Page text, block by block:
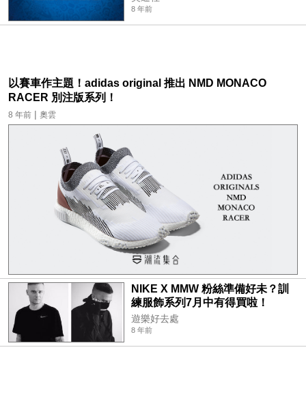
8 年前
以賽車作主題！adidas original 推出 NMD MONACO
RACER 別注版系列！
8 年前 | 奧雲
NIKE X MMW 粉絲準備好未？訓
練服飾系列7月中有得買啦！
遊樂好去處
8 年前